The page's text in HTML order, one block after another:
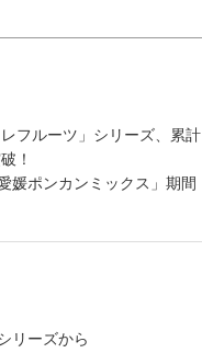
レフルーツ」シリーズ、累計
！
媛ポンカンミックス」期間
リーズから